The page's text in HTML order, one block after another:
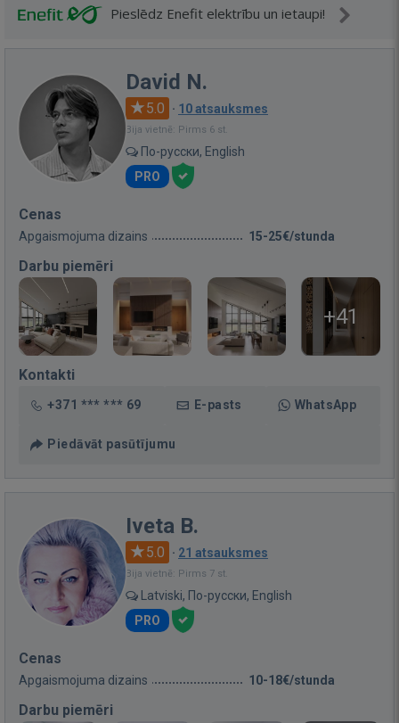
Pieslēdz Enefit elektrību un ietaupi!
David N.
5.0 · 10 atsauksmes
Bija vietnē: Pirms 6 st.
По-русски, English
PRO
Cenas
Apgaismojuma dizains 15-25€/stunda
Darbu piemēri
+41
Kontakti
+371 *** *** 69 E-pasts WhatsApp
Piedāvāt pasūtījumu
Iveta B.
5.0 · 21 atsauksmes
Bija vietnē: Pirms 7 st.
Latviski, По-русски, English
PRO
Cenas
Apgaismojuma dizains 10-18€/stunda
Darbu piemēri